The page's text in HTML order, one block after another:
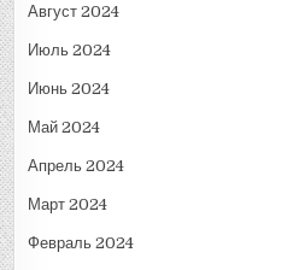
Август 2024
Июль 2024
Июнь 2024
Май 2024
Апрель 2024
Март 2024
Февраль 2024